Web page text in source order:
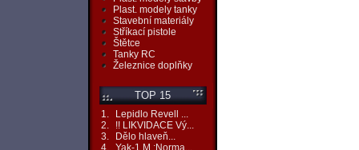
Plast. modely tanky
Stavební materiály
Stříkací pistole
Štětce
Tanky RC
Železnice doplňky
TOP 15
1.
Lepidlo Revell ...
2.
!! LIKVIDACE Vý...
3.
Dělo hlaveň...
4. Yak-1 M ;Norma...